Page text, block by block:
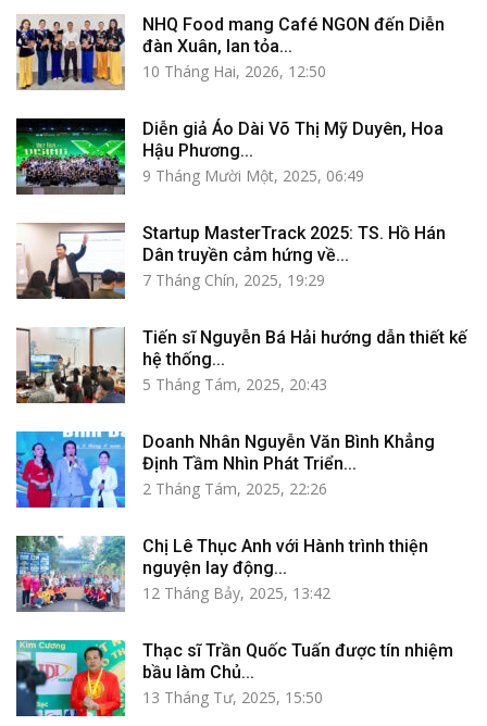
NHQ Food mang Café NGON đến Diễn
đàn Xuân, lan tỏa...
10 Tháng Hai, 2026, 12:50
Diễn giả Áo Dài Võ Thị Mỹ Duyên, Hoa
Hậu Phương...
9 Tháng Mười Một, 2025, 06:49
Startup MasterTrack 2025: TS. Hồ Hán
Dân truyền cảm hứng về...
7 Tháng Chín, 2025, 19:29
Tiến sĩ Nguyễn Bá Hải hướng dẫn thiết kế
hệ thống...
5 Tháng Tám, 2025, 20:43
Doanh Nhân Nguyễn Văn Bình Khẳng
Định Tầm Nhìn Phát Triển...
2 Tháng Tám, 2025, 22:26
Chị Lê Thục Anh với Hành trình thiện
nguyện lay động...
12 Tháng Bảy, 2025, 13:42
Thạc sĩ Trần Quốc Tuấn được tín nhiệm
bầu làm Chủ...
13 Tháng Tư, 2025, 15:50